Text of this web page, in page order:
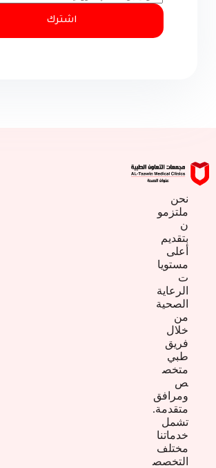
ل
ر
ن
ي
اشترك
نحن
ملتزمو
ن
بتقديم
أعلى
مستويا
ت
الرعاية
الصحية
من
خلال
فريق
طبي
متخص
ص
ومرافق
متقدمة.
تشمل
خدماتنا
مختلف
التخصص